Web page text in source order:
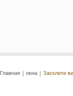
Главная | окна | Засклити